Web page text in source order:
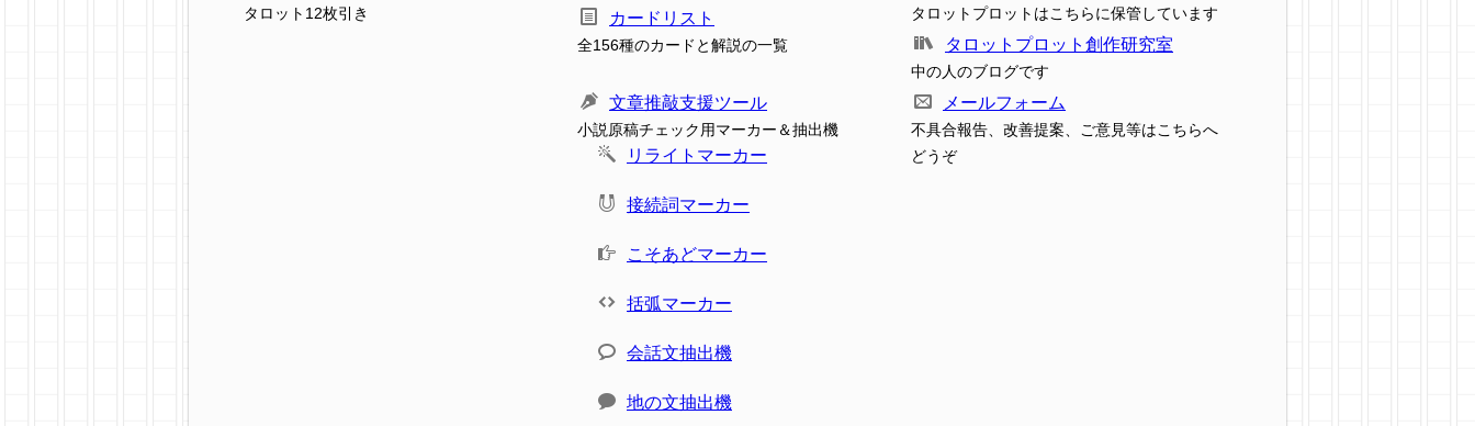
タロット12枚引き カードリスト
全156種のカードと解説の一覧
文章推敲支援ツール
小説原稿チェック用マーカー＆抽出機
リライトマーカー
接続詞マーカー
こそあどマーカー
括弧マーカー
会話文抽出機
地の文抽出機
タロットプロットはこちらに保管しています
タロットプロット創作研究室
中の人のブログです
メールフォーム
不具合報告、改善提案、ご意見等はこちらへ
どうぞ